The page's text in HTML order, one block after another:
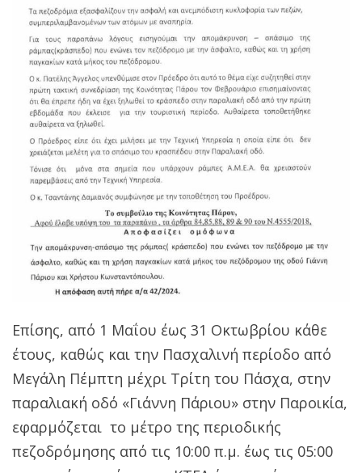
Επίσης, από 1 Μαΐου έως 31 Οκτωβρίου κάθε
έτους, καθώς και την Πασχαλινή περίοδο από
Μεγάλη Πέμπτη μέχρι Τρίτη του Πάσχα, στην
παραλιακή οδό «Γιάννη Πάριου» στην Παροικία,
εφαρμόζεται το μέτρο της περιοδικής
πεζοδρόμησης από τις 10:00 π.μ. έως τις 05:00